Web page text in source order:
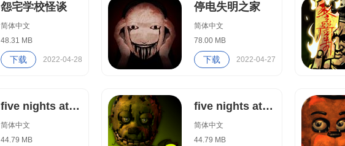
怨宅学校怪谈
简体中文
48.31 MB
下载 2022-04-28
停电失明之家
简体中文
78.00 MB
下载 2022-04-27
five nights at freddy's3
简体中文
44.79 MB
five nights at freddy's3中文版
简体中文
44.79 MB